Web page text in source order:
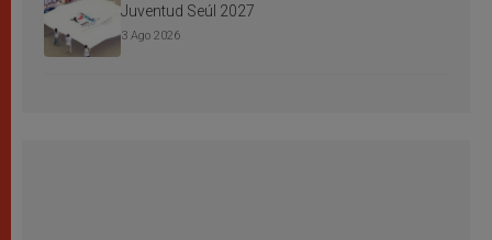
Juventud Seúl 2027
3 Ago 2026